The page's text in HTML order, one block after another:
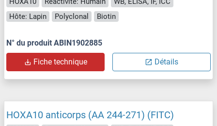
Hôte: Lapin
Polyclonal Biotin
N° du produit ABIN1902885
Fiche technique Détails
HOXA10 anticorps (AA 244-271) (FITC)